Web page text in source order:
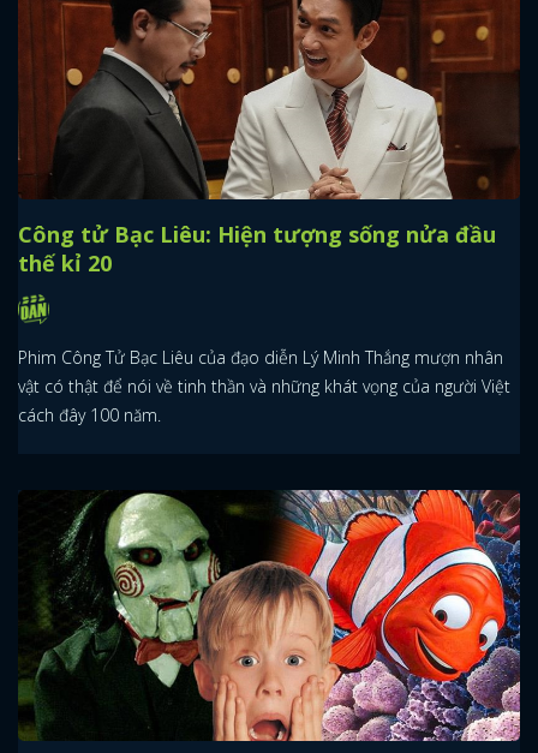
Công tử Bạc Liêu: Hiện tượng sống nửa đầu
thế kỉ 20
Phim Công Tử Bạc Liêu của đạo diễn Lý Minh Thắng mượn nhân
vật có thật để nói về tinh thần và những khát vọng của người Việt
cách đây 100 năm.